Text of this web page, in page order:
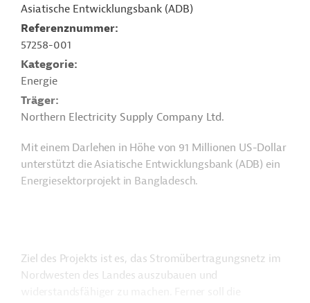
Asiatische Entwicklungsbank (ADB)
Referenznummer
57258-001
Kategorie
Energie
Träger
Northern Electricity Supply Company Ltd.
Mit einem Darlehen in Höhe von 91 Millionen US-Dollar
unterstützt die Asiatische Entwicklungsbank (ADB) ein
Energiesektorprojekt in Bangladesch.
Ziel des Projekts ist es, das Stromübertragungsnetz im
Nordwesten des Landes auszubauen und